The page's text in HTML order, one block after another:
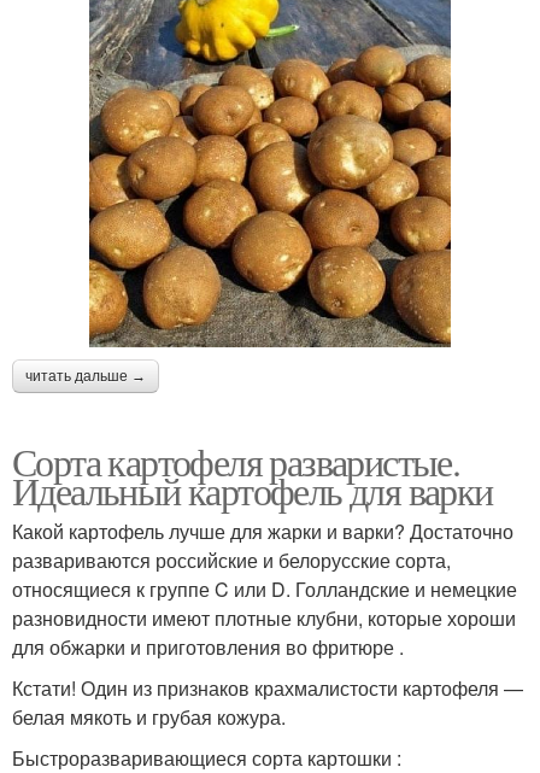
читать дальше →
Сорта картофеля разваристые.
Идеальный картофель для варки
Какой картофель лучше для жарки и варки? Достаточно
развариваются российские и белорусские сорта,
относящиеся к группе C или D. Голландские и немецкие
разновидности имеют плотные клубни, которые хороши
для обжарки и приготовления во фритюре .
Кстати! Один из признаков крахмалистости картофеля —
белая мякоть и грубая кожура.
Быстроразваривающиеся сорта картошки :